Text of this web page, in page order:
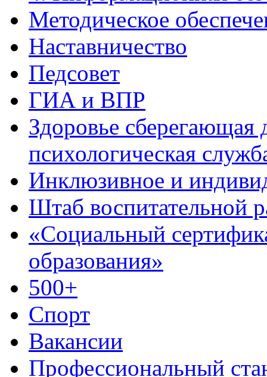
Методическое
Наставничество
Педсовет
ГИА и ВПР
Здоровье сберегающая
психологическая
Инклюзивное и
Штаб воспитательной
«Социальный
образования»
500+
Спорт
Вакансии
Профессиональный